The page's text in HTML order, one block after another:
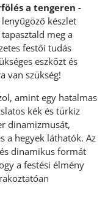
a tengeren -
lenyűgöző készlet
meg a
festői tudás
eszközt és
van szükség!
amint egy hatalmas
kék és türkiz
dinamizmusát,
a hegyek láthatók. Az
dinamikus formát
a festési élmény